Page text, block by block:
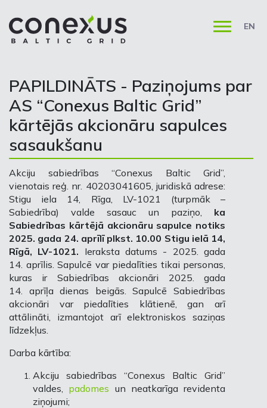
EN
PAPILDINĀTS - Paziņojums par
AS “Conexus Baltic Grid”
kārtējās akcionāru sapulces
sasaukšanu
Akciju sabiedrības “Conexus Baltic Grid”,
vienotais reģ. nr. 40203041605, juridiskā adrese:
Stigu iela 14, Rīga, LV-1021 (turpmāk –
Sabiedrība) valde sasauc un paziņo, ka
Sabiedrības kārtējā akcionāru sapulce notiks
2025. gada 24. aprīlī plkst. 10.00 Stigu ielā 14,
Rīgā, LV-1021. Ieraksta datums - 2025. gada
14. aprīlis. Sapulcē var piedalīties tikai personas,
kuras ir Sabiedrības akcionāri 2025. gada
14. aprīļa dienas beigās. Sapulcē Sabiedrības
akcionāri var piedalīties klātienē, gan arī
attālināti, izmantojot arī elektroniskos saziņas
līdzekļus.
Darba kārtība:
Akciju sabiedrības “Conexus Baltic Grid”
valdes, padomes un neatkarīga revidenta
ziņojumi;